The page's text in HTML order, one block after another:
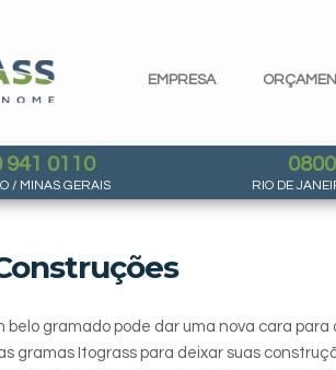
EMPRESA
941 0110
/ MINAS GERAIS RIO DE
belo gramado pode dar uma nova cara para
gramas Itograss para deixar suas